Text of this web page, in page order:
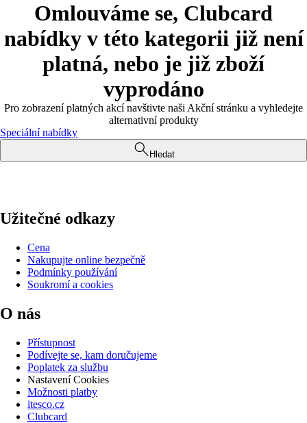
Omlouváme se, Clubcard
nabídky v této kategorii již není
platná, nebo je již zboží
vyprodáno
Pro zobrazení platných akcí navštivte naši Akční stránku a vyhledejte
alternativní produkty
Speciální nabídky
Hledat
Užitečné odkazy
Cena
Nakupujte online bezpečně
Podmínky používání
Soukromí a cookies
O nás
Přístupnost
Podívejte se, kam doručujeme
Poplatek za službu
Nastavení Cookies
Možnosti platby
itesco.cz
Clubcard